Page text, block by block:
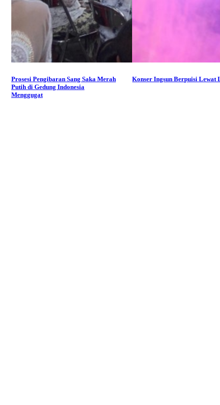
Prosesi Pengibaran Sang Saka Merah
Putih di Gedung Indonesia
Menggugat
Konser Ingsun Berpuisi Lewat